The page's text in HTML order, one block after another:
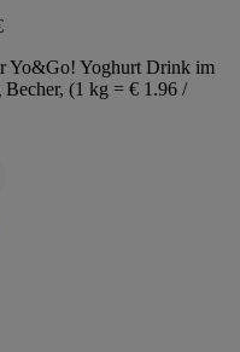
Yo&Go! Yoghurt Drink im
(1 kg = € 1.96 /